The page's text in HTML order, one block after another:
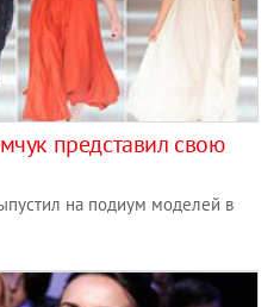
представил свою
на подиум моделей в